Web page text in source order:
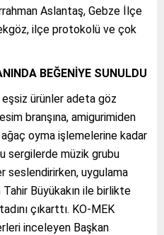
Aslantaş, Gebze İlçe
ilçe protokolü ve çok
BEĞENİYE SUNULDU
ürünler adeta göz
branşına, amigurimiden
ağaç oyma işlemelerine kadar
sergilerde müzik grubu
seslendirirken, uygulama
Büyükakın ile birlikte
çıkarttı. KO-MEK
inceleyen Başkan